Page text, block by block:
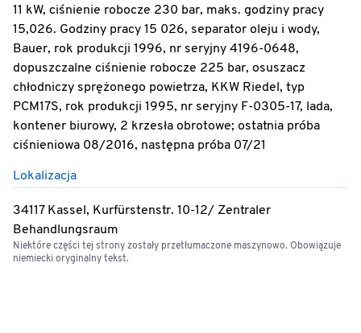
11 kW, ciśnienie robocze 230 bar, maks. godziny pracy
15,026. Godziny pracy 15 026, separator oleju i wody,
Bauer, rok produkcji 1996, nr seryjny 4196-0648,
dopuszczalne ciśnienie robocze 225 bar, osuszacz
chłodniczy sprężonego powietrza, KKW Riedel, typ
PCM17S, rok produkcji 1995, nr seryjny F-0305-17, lada,
kontener biurowy, 2 krzesła obrotowe; ostatnia próba
ciśnieniowa 08/2016, następna próba 07/21
Lokalizacja
34117 Kassel, Kurfürstenstr. 10-12/ Zentraler
Behandlungsraum
Niektóre części tej strony zostały przetłumaczone maszynowo. Obowiązuje
niemiecki oryginalny tekst.